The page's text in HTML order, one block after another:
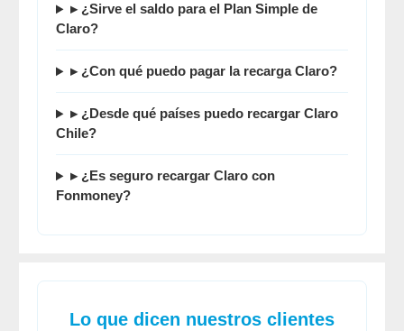
▸ ¿Sirve el saldo para el Plan Simple de
Claro?
▸ ¿Con qué puedo pagar la recarga Claro?
▸ ¿Desde qué países puedo recargar Claro
Chile?
▸ ¿Es seguro recargar Claro con
Fonmoney?
Lo que dicen nuestros clientes